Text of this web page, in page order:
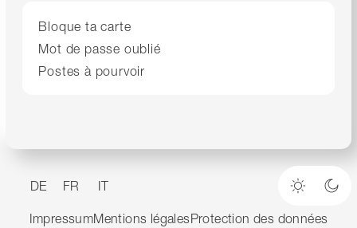
Bloque ta carte
Mot de passe oublié
Postes à pourvoir
DE FR IT
Mode
ImpressumMentions légales Protection des données